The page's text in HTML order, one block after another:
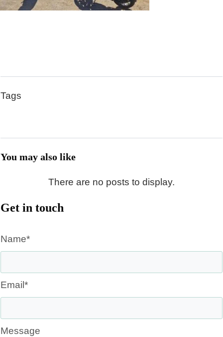
Tags
You may also like
Get in touch
Name*
Email*
Message